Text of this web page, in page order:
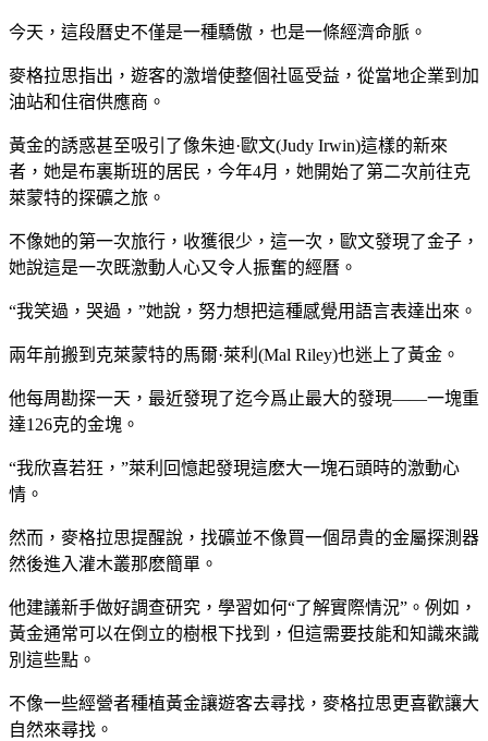
今天，這段曆史不僅是一種驕傲，也是一條經濟命脈。
麥格拉思指出，遊客的激增使整個社區受益，從當地企業到加
油站和住宿供應商。
黃金的誘惑甚至吸引了像朱迪·歐文(Judy Irwin)這樣的新來
者，她是布裏斯班的居民，今年4月，她開始了第二次前往克
萊蒙特的探礦之旅。
不像她的第一次旅行，收獲很少，這一次，歐文發現了金子，
她說這是一次既激動人心又令人振奮的經曆。
“我笑過，哭過，”她說，努力想把這種感覺用語言表達出來。
兩年前搬到克萊蒙特的馬爾·萊利(Mal Riley)也迷上了黃金。
他每周勘探一天，最近發現了迄今爲止最大的發現——一塊重
達126克的金塊。
“我欣喜若狂，”萊利回憶起發現這麽大一塊石頭時的激動心
情。
然而，麥格拉思提醒說，找礦並不像買一個昂貴的金屬探測器
然後進入灌木叢那麽簡單。
他建議新手做好調查研究，學習如何“了解實際情況”。例如，
黃金通常可以在倒立的樹根下找到，但這需要技能和知識來識
別這些點。
不像一些經營者種植黃金讓遊客去尋找，麥格拉思更喜歡讓大
自然來尋找。